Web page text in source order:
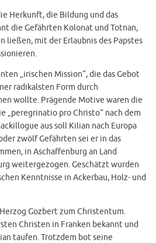
Herkunft, die Bildung und das
die Gefährten Kolonat und Totnan,
ließen, mit der Erlaubnis des Papstes
„irischen Mission“, die das Gebot
radikalsten Form durch
wollte. Prägende Motive waren die
„peregrinatio pro Christo“ nach dem
aus soll Kilian nach Europa
zwölf Gefährten sei er in das
in Aschaffenburg an Land
weitergezogen. Geschätzt wurden
Kenntnisse in Ackerbau, Holz- und
Gozbert zum Christentum.
Christen in Franken bekannt und
taufen. Trotzdem bot seine